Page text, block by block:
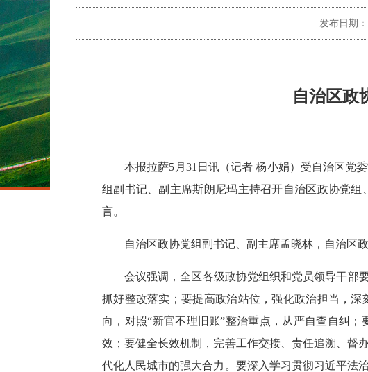
发布日期：
自治区政
本报拉萨5月31日讯（记者 杨小娟）受自治区党
组副书记、副主席斯朗尼玛主持召开自治区政协党
言。
自治区政协党组副书记、副主席孟晓林，自治区
会议强调，全区各级政协党组织和党员领导干部
抓好整改落实；要提高政治站位，强化政治担当，
向，对照“新官不理旧账”整治重点，从严自查自纠
效；要健全长效机制，完善工作交接、责任追溯、督
代化人民城市的强大合力。要深入学习贯彻习近平法